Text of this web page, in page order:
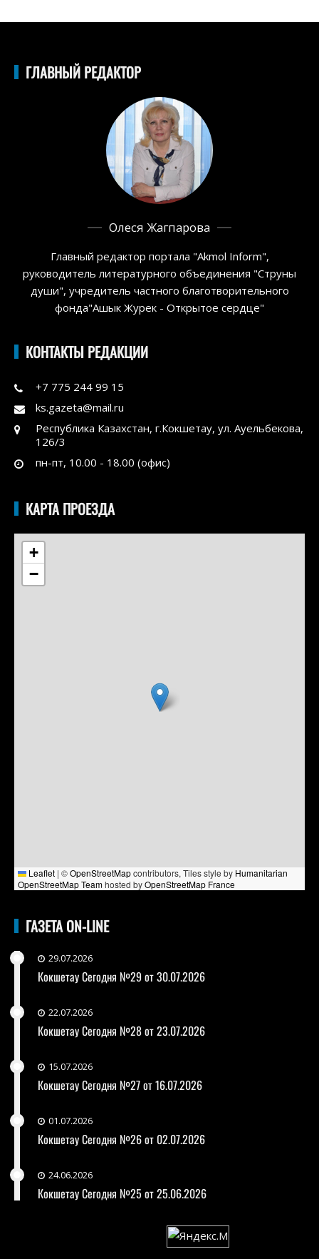
ГЛАВНЫЙ РЕДАКТОР
Олеся Жагпарова
Главный редактор портала "Akmol Inform",
руководитель литературного объединения "Струны
души", учредитель частного благотворительного
фонда"Ашык Журек - Открытое сердце"
КОНТАКТЫ РЕДАКЦИИ
+7 775 244 99 15
ks.gazeta@mail.ru
Республика Казахстан, г.Кокшетау, ул. Ауельбекова,
126/3
пн-пт, 10.00 - 18.00 (офис)
КАРТА ПРОЕЗДА
+
−
Leaflet | ©OpenStreetMapcontributors, Tiles style by Humanitarian
OpenStreetMap Teamhosted byOpenStreetMap France
ГАЗЕТА ON-LINE
29.07.2026
Кокшетау Сегодня №29 от 30.07.2026
22.07.2026
Кокшетау Сегодня №28 от 23.07.2026
15.07.2026
Кокшетау Сегодня №27 от 16.07.2026
01.07.2026
Кокшетау Сегодня №26 от 02.07.2026
24.06.2026
Кокшетау Сегодня №25 от 25.06.2026